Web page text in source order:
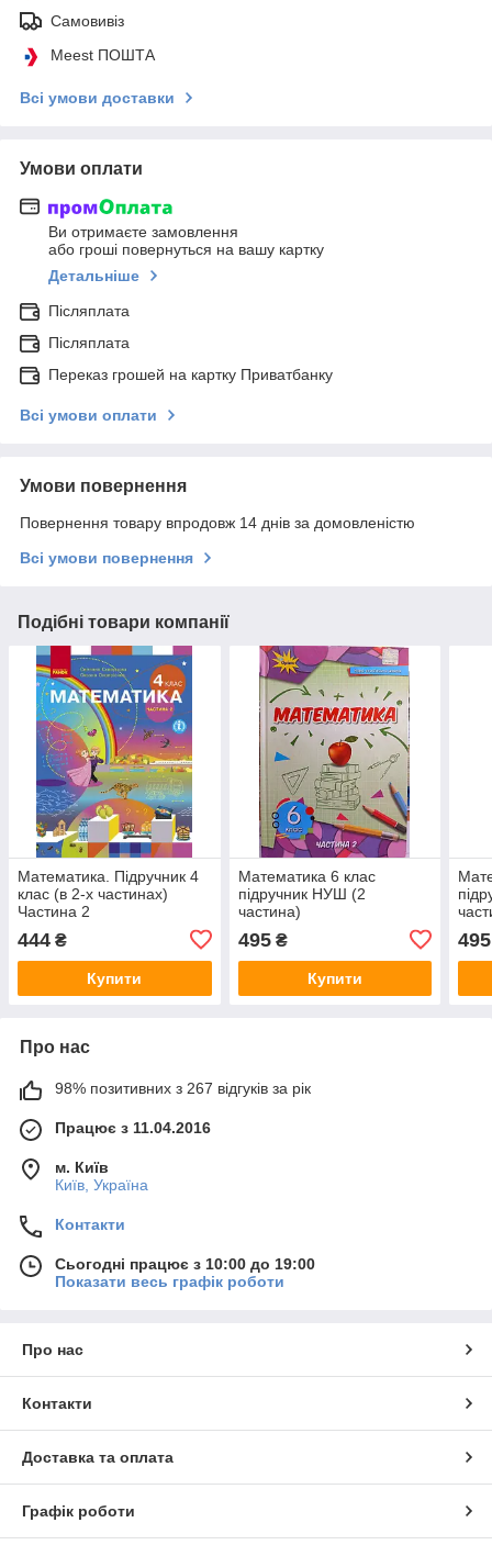
Самовивіз
Meest ПОШТА
Всі умови доставки
Умови оплати
Ви отримаєте замовлення
або гроші повернуться на вашу картку
Детальніше
Післяплата
Післяплата
Переказ грошей на картку Приватбанку
Всі умови оплати
Умови повернення
Повернення товару впродовж 14 днів за домовленістю
Всі умови повернення
Подібні товари компанії
Математика. Підручник 4
клас (в 2-х частинах)
Частина 2
444 ₴
Купити
Математика 6 клас
підручник НУШ (2
частина)
495₴
Купити
495
Про нас
98% позитивних з 267 відгуків за рік
Працює з 11.04.2016
м. Київ
Київ, Україна
Контакти
Сьогодні працює з 10:00 до 19:00
Показати весь графік роботи
Про нас
Контакти
Доставка та оплата
Графік роботи